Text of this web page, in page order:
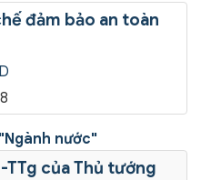
đảm bảo an toàn
"Ngành nước"
của Thủ tướng